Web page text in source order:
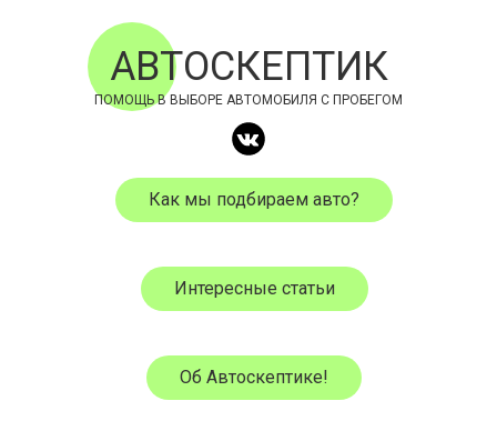
АВТОСКЕПТИК
ПОМОЩЬ В ВЫБОРЕ АВТОМОБИЛЯ С ПРОБЕГОМ
Как мы подбираем авто?
Интересные статьи
Об Автоскептике!